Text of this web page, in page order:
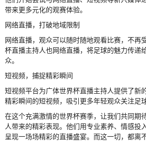
带来更多元化的观赛体验。
网络直播，打破地域限制
网络直播，观众可以随时随地观看比赛，不再
杯直播主持人也网络直播，将足球的魅力传递
众。
短视频，捕捉精彩瞬间
短视频平台为广体世界杯直播主持人提供了新
精彩瞬间的短视频，吸引更多年轻观众关注足球
在这个充满激情的世界杯赛季，让我们共同期
人带来的精彩表现。他们用专业素养、情感投
呈现一场场精彩的直播盛宴。而这一切，都离